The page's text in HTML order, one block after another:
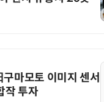
마모토 이미지 센서
작 투자